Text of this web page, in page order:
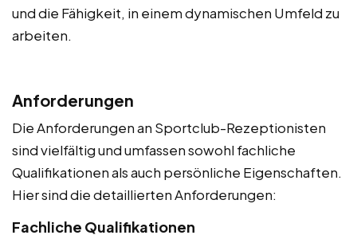
und die Fähigkeit, in einem dynamischen Umfeld zu
arbeiten.
Anforderungen
Die Anforderungen an Sportclub-Rezeptionisten
sind vielfältig und umfassen sowohl fachliche
Qualifikationen als auch persönliche Eigenschaften.
Hier sind die detaillierten Anforderungen:
Fachliche Qualifikationen